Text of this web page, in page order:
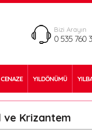
Bizi Arayın
0 535 760
CENAZE YILDÖNÜMÜ
ve Krizantem